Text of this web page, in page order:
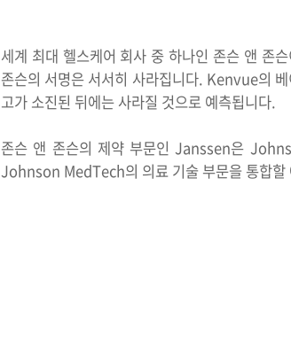
세계 최대 헬스케어 회사 중 하나인 존슨 앤 존
존슨의 서명은 서서히 사라집니다. Kenvue의
고가 소진된 뒤에는 사라질 것으로 예측됩니다.
존슨 앤 존슨의 제약 부문인 Janssen은
Johnson MedTech의 의료 기술 부문을 통합할